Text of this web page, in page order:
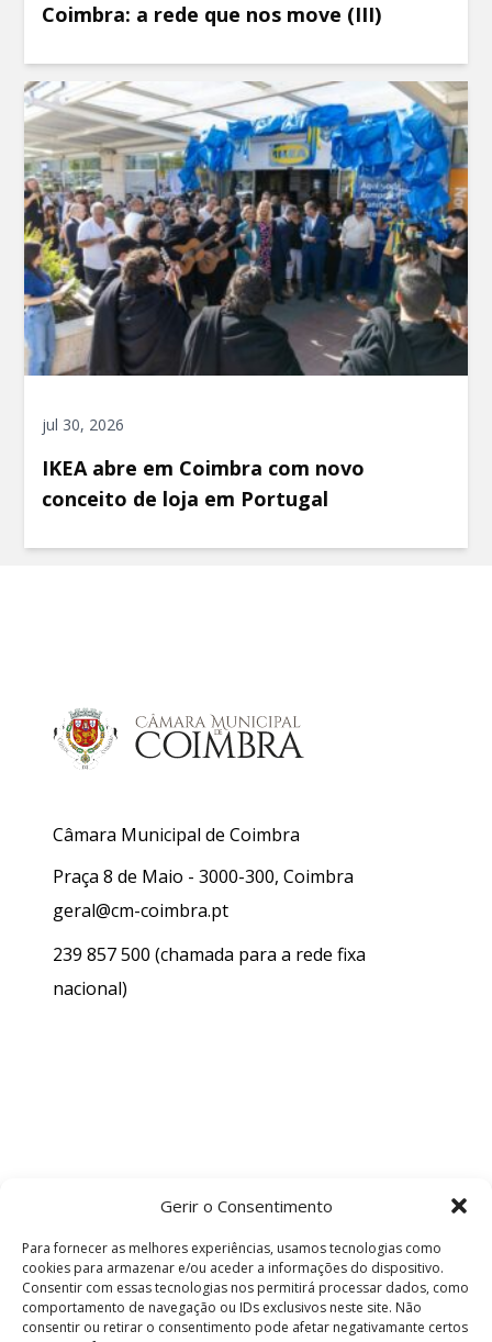
Gerir o Consentimento
Para fornecer as melhores experiências, usamos tecnologias como
cookies para armazenar e/ou aceder a informações do dispositivo.
Consentir com essas tecnologias nos permitirá processar dados, como
comportamento de navegação ou IDs exclusivos neste site. Não
consentir ou retirar o consentimento pode afetar negativamante certos
Coimbra: a rede que nos move (III)
jul 30, 2026
IKEA abre em Coimbra com novo
conceito de loja em Portugal
Câmara Municipal de Coimbra
Praça 8 de Maio - 3000-300, Coimbra
geral@cm-coimbra.pt
239 857 500 (chamada para a rede fixa
nacional)